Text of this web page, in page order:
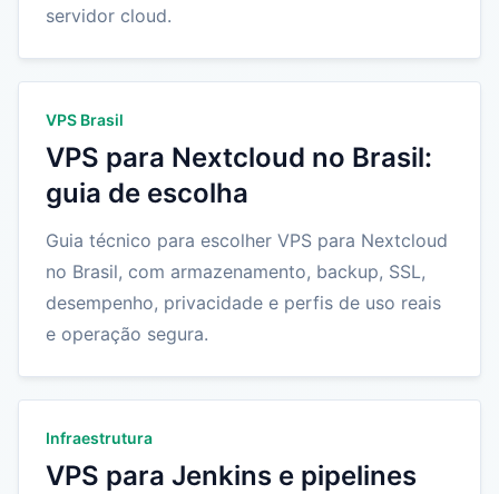
servidor cloud.
VPS Brasil
VPS para Nextcloud no Brasil:
guia de escolha
Guia técnico para escolher VPS para Nextcloud
no Brasil, com armazenamento, backup, SSL,
desempenho, privacidade e perfis de uso reais
e operação segura.
Infraestrutura
VPS para Jenkins e pipelines